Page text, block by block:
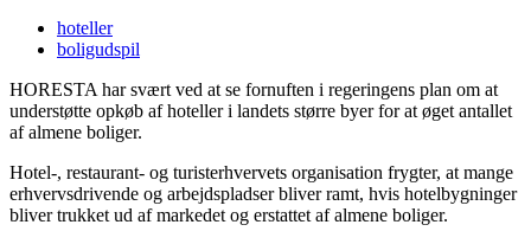
hoteller
boligudspil
HORESTA har svært ved at se fornuften i regeringens plan om at
understøtte opkøb af hoteller i landets større byer for at øget antallet
af almene boliger.
Hotel-, restaurant- og turisterhvervets organisation frygter, at mange
erhvervsdrivende og arbejdspladser bliver ramt, hvis hotelbygninger
bliver trukket ud af markedet og erstattet af almene boliger.